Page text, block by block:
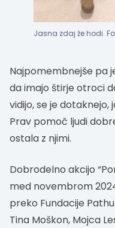
Jasna zdaj že hodi.
Najpomembnejše pa
da imajo štirje otroci
vidijo, se je dotaknejo,
Prav pomoč ljudi
ostala z njimi.
Dobrodelno akcijo
med novembrom
preko Fundacije
Tina Moškon, Mojca